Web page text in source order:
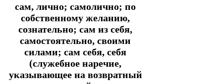
сам, лично; самолично; по
собственному желанию,
сознательно; сам из себя,
самостоятельно, своими
силами; сам себя, себя
(служебное наречие,
указывающее на возвратный